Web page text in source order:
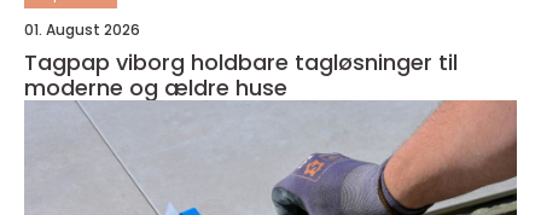
01. August 2026
Tagpap viborg holdbare tagløsninger til
moderne og ældre huse